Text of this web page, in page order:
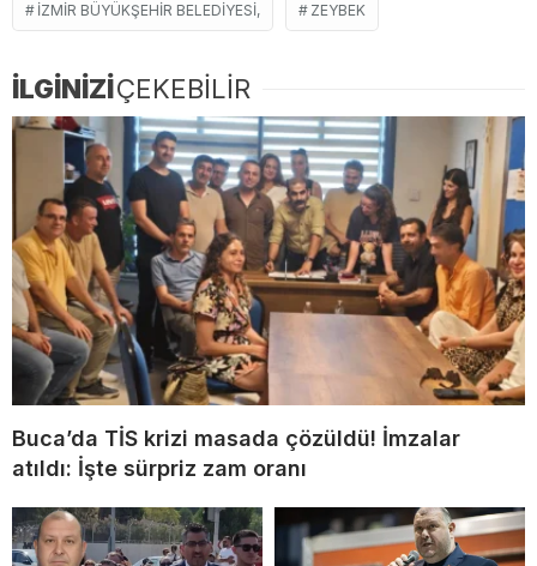
İZMIR BÜYÜKŞEHIR BELEDIYESI, ZEYBEK
İLGİNİZİÇEKEBİLİR
Buca’da TİS krizi masada çözüldü! İmzalar
atıldı: İşte sürpriz zam oranı